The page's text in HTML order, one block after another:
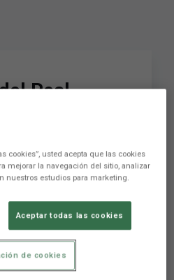
Real
1 - 2
Femenino
la Liga F
Club de LaLiga
ciudad de Valencia.
pendiente de ...
cookies”, usted acepta que las cookies
mejorar la navegación del sitio, analizar
nuestros estudios para marketing.
Aceptar todas las cookies
de cookies